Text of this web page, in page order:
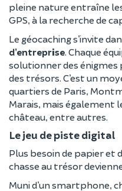
pleine nature entraîne
GPS, à la recherche de
Le géocaching s’invite
d’entreprise. Chaque
solutionner des
des trésors. C’est un
quartiers de Paris,
Marais, mais également
château, entre autres.
Le jeu de piste digital
Plus besoin de papier et
chasse au trésor
Muni d’un smartphone,